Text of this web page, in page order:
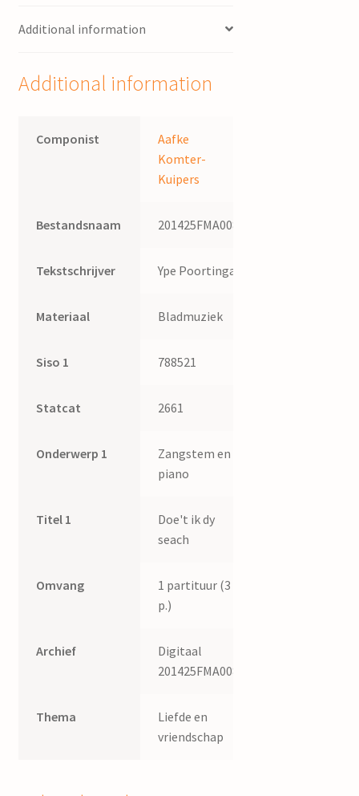
piano
Komter-
Additional information
Additional information
Componist
Aafke
Komter-
Kuipers
Bestandsnaam 201425FMA008
Tekstschrijver Ype Poortinga
Materiaal Bladmuziek
Siso 1 788521
Statcat 2661
Onderwerp 1
Zangstem en
piano
Titel 1
Doe't ik dy
seach
Omvang
1 partituur (3
p.)
Archief
Digitaal
201425FMA008
Thema
Liefde en
vriendschap